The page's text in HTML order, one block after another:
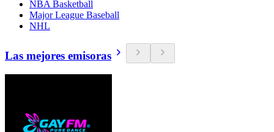
NBA Basketball
Major League Baseball
NHL
Las mejores emisoras